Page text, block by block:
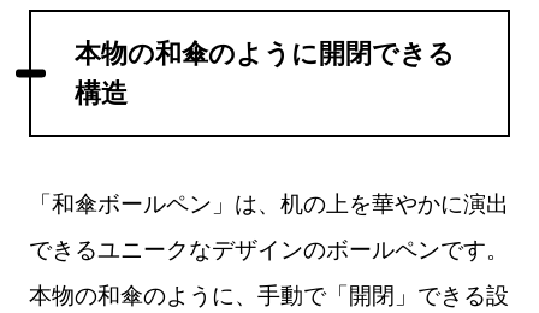
本物の和傘のように開閉できる
構造
「和傘ボールペン」は、机の上を華やかに演出
できるユニークなデザインのボールペンです。
本物の和傘のように、手動で「開閉」できる設